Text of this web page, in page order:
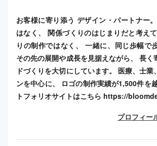
お客様に寄り添う デザイン・パートナー
はなく、 関係づくりのはじまりだと考え
りの制作ではなく、 一緒に、同じ歩幅で
その先の展開や成長を見据えながら、 長く
ドづくりを大切にしています。 医療、士業
ンを中心に、 ロゴの制作実績が1,500件を
トフォリオサイトはこちら https://
プロフィー